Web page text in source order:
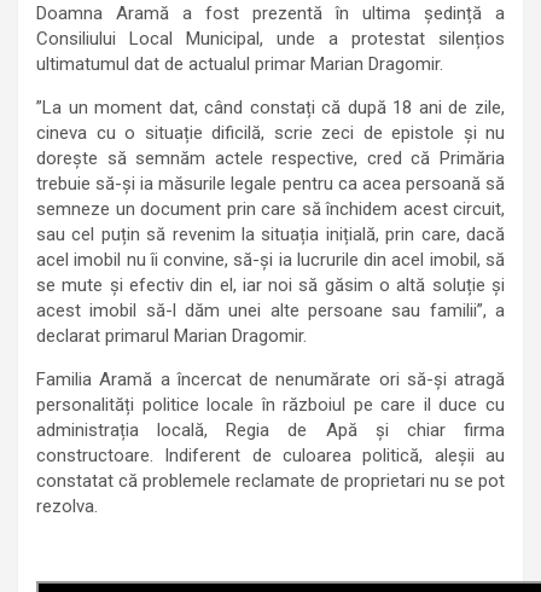
Doamna Aramă a fost prezentă în ultima ședință a
Consiliului Local Municipal, unde a protestat silențios
ultimatumul dat de actualul primar Marian Dragomir.
”La un moment dat, când constați că după 18 ani de zile,
cineva cu o situație dificilă, scrie zeci de epistole și nu
dorește să semnăm actele respective, cred că Primăria
trebuie să-și ia măsurile legale pentru ca acea persoană să
semneze un document prin care să închidem acest circuit,
sau cel puțin să revenim la situația inițială, prin care, dacă
acel imobil nu îi convine, să-și ia lucrurile din acel imobil, să
se mute și efectiv din el, iar noi să găsim o altă soluție și
acest imobil să-l dăm unei alte persoane sau familii”, a
declarat primarul Marian Dragomir.
Familia Aramă a încercat de nenumărate ori să-și atragă
personalități politice locale în războiul pe care il duce cu
administrația locală, Regia de Apă și chiar firma
constructoare. Indiferent de culoarea politică, aleșii au
constatat că problemele reclamate de proprietari nu se pot
rezolva.